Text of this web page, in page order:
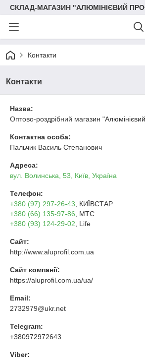
СКЛАД-МАГАЗИН "АЛЮМІНІЄВИЙ
Контакти
Контакти
Назва:
Оптово-роздрібний магазин
Контактна особа:
Пальчик Василь Степанович
Адреса:
вул. Волинська, 53, Київ, Україна
Телефон:
+380 (97) 297-26-43 , КИЇВСТАР
+380 (66) 135-97-86 , МТС
+380 (93) 124-29-02 , Life
Сайт:
http://www.aluprofil.com.ua
Сайт компанії:
https://aluprofil.com.ua/ua/
Email:
2732979@ukr.net
Telegram:
+380972972643
Viber: